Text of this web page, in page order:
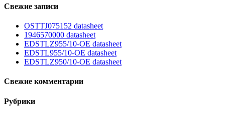
Свежие записи
OSTTJ075152 datasheet
1946570000 datasheet
EDSTLZ955/10-OE datasheet
EDSTL955/10-OE datasheet
EDSTLZ950/10-OE datasheet
Свежие комментарии
Рубрики